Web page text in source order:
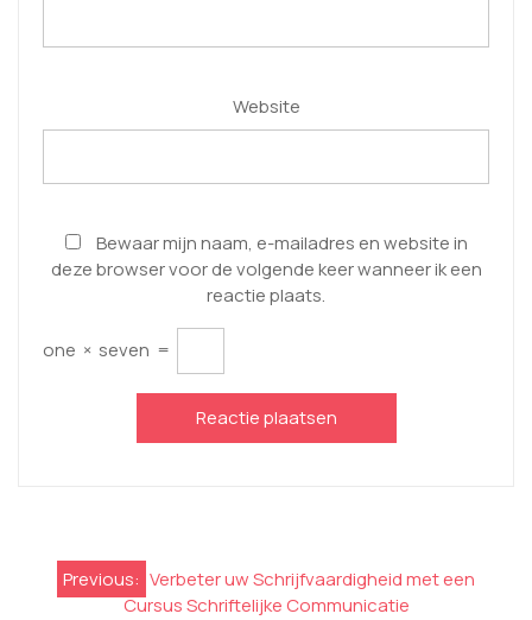
Website
Bewaar mijn naam, e-mailadres en website in
deze browser voor de volgende keer wanneer ik een
reactie plaats.
one × seven =
Berichtnavigatie
Previous: Verbeter uw Schrijfvaardigheid met een
Cursus Schriftelijke Communicatie